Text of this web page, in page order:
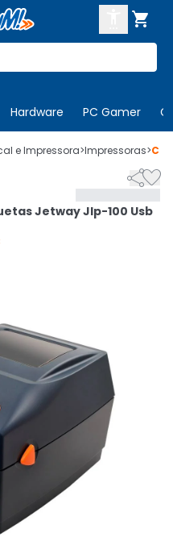

Hardware PC Gamer
SE
e Impressora>Impressoras>

Jetway Jlp-100 Usb